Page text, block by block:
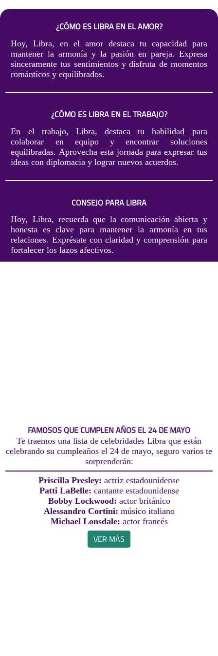
¿CÓMO ES LIBRA EN EL AMOR?
Hoy, Libra, en el amor destaca tu capacidad para
mantener la armonía y la pasión en pareja. Expresa
sinceramente tus sentimientos y disfruta de momentos
románticos y equilibrados.
¿CÓMO ES LIBRA EN EL TRABAJO?
En el trabajo, Libra, destaca tu habilidad para
colaborar en equipo y encontrar soluciones
equilibradas. Aprovecha esta jornada para expresar tus
ideas con diplomacia y lograr nuevos acuerdos.
CONSEJO PARA LIBRA
Hoy, Libra, recuerda que la comunicación abierta y
honesta es clave para mantener la armonía en tus
relaciones. Exprésate con claridad y comprensión para
fortalecer los lazos afectivos.
FAMOSOS QUE CUMPLEN AÑOS EL 24 DE MAYO
Te traemos una lista de celebridades Libra que están
celebrando su cumpleaños el 24 de mayo, seguro varios te
sorprenderán:
Priscilla Presley: actriz estadounidense
Patti LaBelle: cantante estadounidense
Bobby Lockwood: actor británico
Alessandro Cortini: músico italiano
Michael Lonsdale: actor francés
VER MÁS